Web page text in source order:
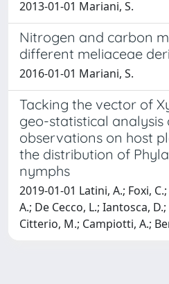
2013-01-01 Mariani, S.
Nitrogen and carbon
different meliaceae
2016-01-01 Mariani, S.
Tacking the vector of
geo-statistical
observations on host
the distribution of
nymphs
2019-01-01 Latini, A.; Foxi,
A.; De Cecco, L.; Iantosca,
Citterio, M.; Campiotti, A.;